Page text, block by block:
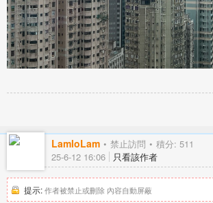
LamloLam 禁止訪問 積分: 511
25-6-12 16:06 只看該作者
提示: 作者被禁止或刪除 內容自動屏蔽